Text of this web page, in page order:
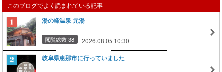
このブログでよく読まれている記事
湯の峰温泉 元湯
閲覧総数 38 2026.08.05 10:30
岐阜県恵那市に行っていました